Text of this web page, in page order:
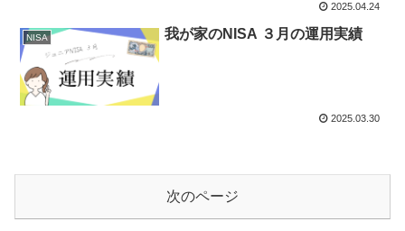
2025.04.24
NISA 我が家のNISA ３月の運用実績
2025.03.30
次のページ